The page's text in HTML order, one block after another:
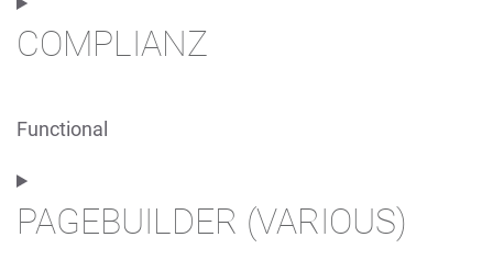
to
service
COMPLIANZ
Functional
Consent
to
service
PAGEBUILDER (VARIOUS)